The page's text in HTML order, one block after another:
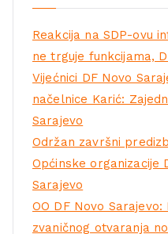
Reakcija na SDP-ovu
ne trguje funkcijama,
Vijećnici DF Novo
načelnice Karić:
Sarajevo
Održan završni
Općinske
Sarajevo
OO DF Novo
zvaničnog otvaranja